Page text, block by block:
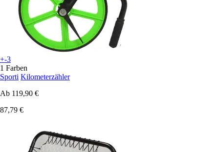
+-3
1 Farben
Sporti Kilometerzähler
Ab 119,90 €
87,79 €